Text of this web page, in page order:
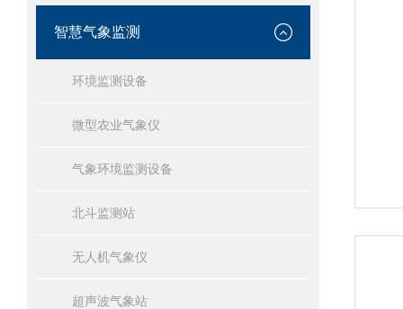
智慧气象监测
环境监测设备
微型农业气象仪
气象环境监测设备
北斗监测站
无人机气象仪
超声波气象站